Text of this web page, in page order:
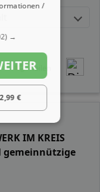
Teilen
IM KREIS
gemeinnützige
/
→
€